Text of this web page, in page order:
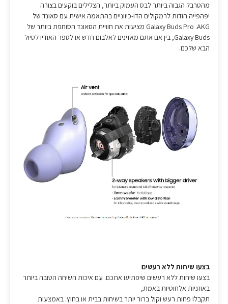
מהטרבל הגבוה ביותר לבס העמוק ביותר, הצלילים בוקעים בצורה
יפהפייה הודות לרמקולים הדו-כיווניים בהתאמה אישית עם סאונד של
AKG‏. Galaxy Buds Pro מציעות את חוויית הסאונד הסוחפת ביותר של
Galaxy Buds, בין אם אתם מאזינים לאלבום חדש או לספר האודיו לטיול
הבא שלכם.
בצעו שיחות ללא רעשים
בצעו שיחות ללא רעשים שיפתיעו אתכם. עם איכות השיחה הטובה ביותר
באוזניות אלחוטיות באמת,
תקבלו פחות רעש וקול ברור יותר בשיחות בבית או בחוץ. באמצעות